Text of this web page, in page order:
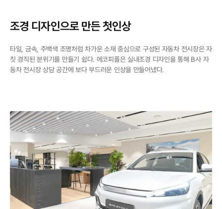
조경 디자인으로 만든 첫인상
타일, 금속, 주백색 조명처럼 차가운 소재 중심으로 구성된 자동차 전시장은 자
칫 경직된 분위기를 만들기 쉽다. 에코피플은 실내조경 디자인을 통해 B사 자
동차 전시장 상담 공간에 보다 부드러운 인상을 만들어냈다.